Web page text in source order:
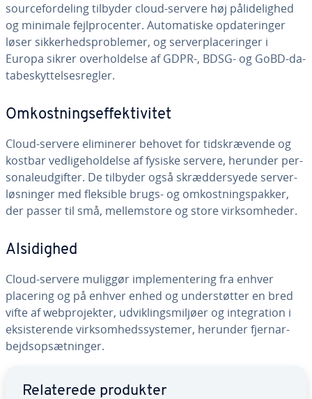
sour­ce­for­de­ling tilbyder cloud-servere høj på­li­de­lig­hed
og minimale fejl­pro­cen­ter. Au­to­ma­ti­ske op­da­te­rin­ger
løser sik­ker­heds­pro­ble­mer, og ser­ver­pla­ce­rin­ger i
Europa sikrer over­hol­del­se af GDPR-, BDSG- og GoBD-da­
ta­be­skyt­tel­ses­reg­ler.
Om­kost­nings­ef­fek­ti­vi­tet
Cloud-servere eli­mi­ne­rer behovet for tids­kræ­ven­de og
kostbar ved­li­ge­hol­del­se af fysiske servere, herunder per­
so­naleud­gif­ter. De tilbyder også skræd­der­sy­e­de ser­ver­
løs­nin­ger med fleksible brugs- og om­kost­nings­pak­ker,
der passer til små, mel­lem­sto­re og store virk­som­he­der.
Al­si­dig­hed
Cloud-servere muliggør im­ple­men­te­ring fra enhver
placering og på enhver enhed og un­der­støt­ter en bred
vifte af webpro­jek­ter, ud­vik­lings­mil­jø­er og in­te­gra­tion i
ek­si­ste­ren­de virk­som­heds­sy­ste­mer, herunder fjer­n­ar­
bejds­op­sæt­nin­ger.
Re­la­te­re­de produkter